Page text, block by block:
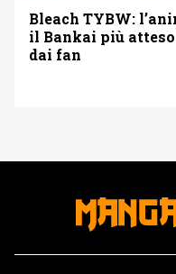
Bleach TYBW:
il Bankai più
dai fan